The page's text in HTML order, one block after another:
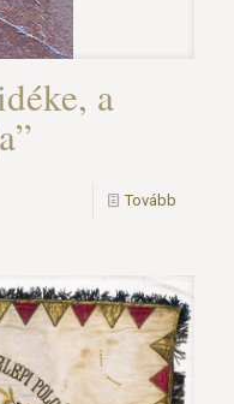
a
Tovább